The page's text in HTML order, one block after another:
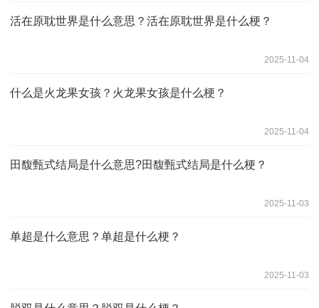
活在原耽世界是什么意思？活在原耽世界是什么梗？
2025-11-04
什么是火龙果女孩？火龙果女孩是什么梗？
2025-11-04
田馥甄式结局是什么意思?田馥甄式结局是什么梗？
2025-11-03
单超是什么意思？单超是什么梗？
2025-11-03